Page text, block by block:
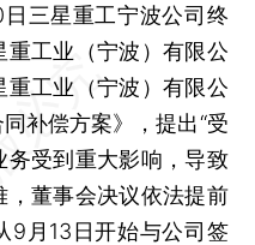
三星重工宁波公司终
工业（宁波）有限公
工业（宁波）有限公
补偿方案》，提出“受
受到重大影响，导致
董事会决议依法提前
9月13日开始与公司签